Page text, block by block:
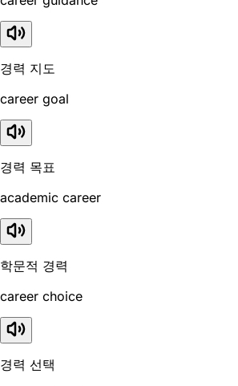
경력 지도
career goal
경력 목표
academic career
학문적 경력
career choice
경력 선택